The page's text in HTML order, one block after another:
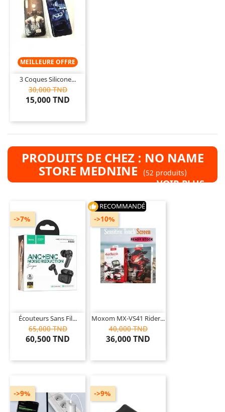
MEILLEURE OFFRE
3 Coques Silicone...
30,000 TND
15,000 TND
PRODUITS DE CHEZ : NO NAME
STORE MEDNINE (52 produits)
VOIR PLUS »
Écouteurs Sans Fil...
65,000 TND
60,500 TND
->7%
thumb_up RECOMMANDÉ
Moxom MX-VS41 Rider...
40,000 TND
36,000 TND
->10%
->9% ->9%